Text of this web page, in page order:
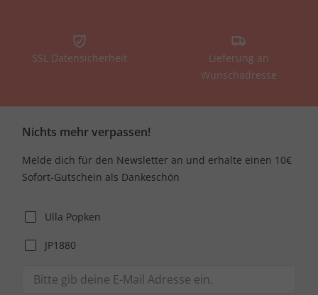
SSL Datensicherheit
Lieferung an
Wunschadresse
Nichts mehr verpassen!
Melde dich für den Newsletter an und erhalte einen 10€
Sofort-Gutschein als Dankeschön
Ulla Popken
JP1880